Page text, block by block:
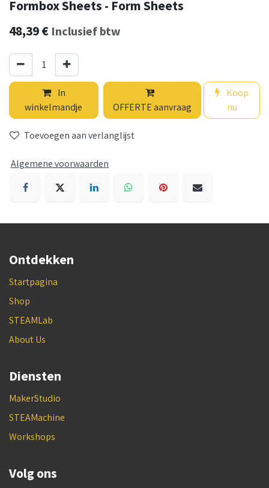
Formbox Sheets - Form Sheets
48,39€ Inclusief btw
In
winkelmandje
OFFERTE aanvraag
Koop
nu
Toevoegen aan verlanglijst
Algemene voorwaarden
Ontdekken
Startpagina
Shop
STEAMLab
About Us
Diensten
MakerStudio
STEAMachine
Workshops
Volg ons